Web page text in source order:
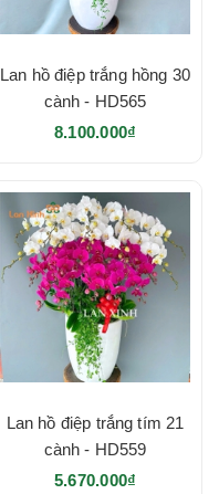
Lan hồ điệp trắng hồng 30
cành - HD565
8.100.000₫
Lan hồ điệp trắng tím 21
cành - HD559
5.670.000₫